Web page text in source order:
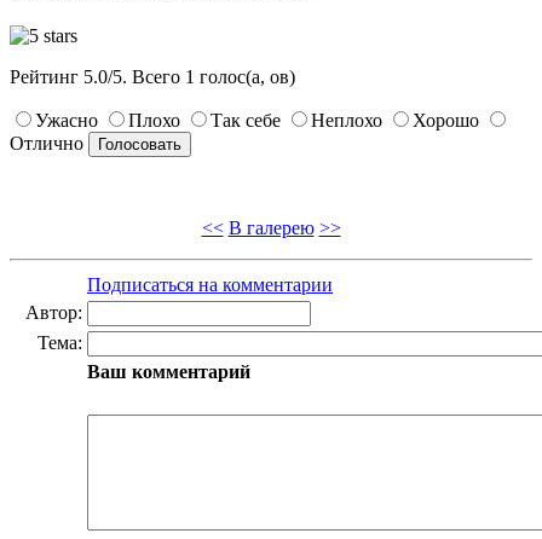
Рейтинг 5.0/5. Всего 1 голос(а, ов)
Ужасно Плохо Так себе Неплохо
Хорошо
Отлично
<< В галерею >>
Подписаться на комментарии
Автор:
Тема:
Ваш комментарий